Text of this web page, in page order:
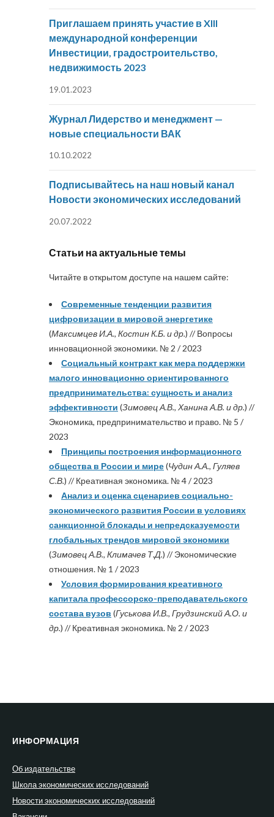
Приглашаем принять участие в XIII
международной конференции
Инвестиции, градостроительство,
недвижимость 2023
19.01.2023
Журнал Лидерство и менеджмент —
новые специальности ВАК
10.10.2022
Подписывайтесь на наш новый канал
Новости экономических исследований
20.07.2022
Статьи на актуальные темы
Читайте в открытом доступе на нашем сайте:
Современные тенденции развития
цифровизации в мировой энергетике
(Максимцев И.А., Костин К.Б. и др.) // Вопросы
инновационной экономики. № 2 / 2023
Социальный контракт как мера поддержки
малого инновационно ориентированного
предпринимательства: сущность и анализ
эффективности (Зимовец А.В., Ханина А.В. и др.) //
Экономика, предпринимательство и право. № 5 /
2023
Принципы построения информационного
общества в России и мире(Чудин А.А., Гуляев
С.В.) // Креативная экономика. № 4 / 2023
Анализ и оценка сценариев социально-
экономического развития России в условиях
санкционной блокады и непредсказуемости
глобальных трендов мировой экономики
(Зимовец А.В., Климачев Т.Д.) // Экономические
отношения. № 1 / 2023
Условия формирования креативного
капитала профессорско-преподавательского
состава вузов (Гуськова И.В., Грудзинский А.О. и
др.) // Креативная экономика. № 2 / 2023
ИНФОРМАЦИЯ
Об издательстве
Школа экономических исследований
Новости экономических исследований